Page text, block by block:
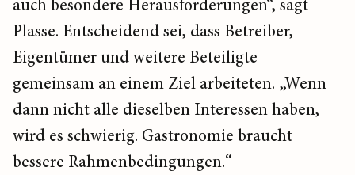
auch besondere Herausforderungen“, sagt
Plasse. Entscheidend sei, dass Betreiber,
Eigentümer und weitere Beteiligte
gemeinsam an einem Ziel arbeiteten. „Wenn
dann nicht alle dieselben Interessen haben,
wird es schwierig. Gastronomie braucht
bessere Rahmenbedingungen.“